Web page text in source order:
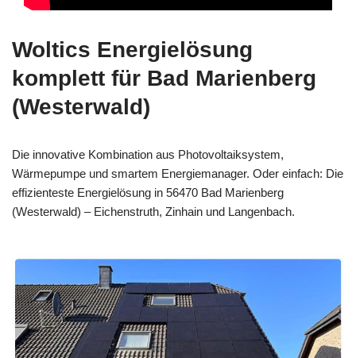
Woltics Energielösung
komplett für Bad Marienberg
(Westerwald)
Die innovative Kombination aus Photovoltaiksystem,
Wärmepumpe und smartem Energiemanager. Oder einfach: Die
effizienteste Energielösung in 56470 Bad Marienberg
(Westerwald) – Eichenstruth, Zinhain und Langenbach.